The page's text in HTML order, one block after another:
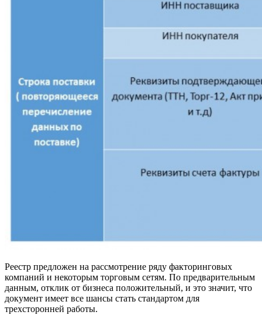
Реестр предложен на рассмотрение ряду факторинговых
компаний и некоторым торговым сетям. По предварительным
данным, отклик от бизнеса положительный, и это значит, что
документ имеет все шансы стать стандартом для
трехсторонней работы.